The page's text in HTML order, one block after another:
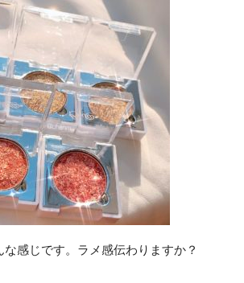
な感じです。ラメ感伝わりますか？